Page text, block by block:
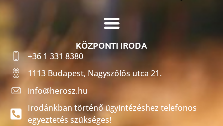
KÖZPONTI IRODA
+36 1 331 8380
1113 Budapest, Nagyszőlős utca 21.
info@herosz.hu
Irodánkban történő ügyintézéshez telefonos
egyeztetés szükséges!